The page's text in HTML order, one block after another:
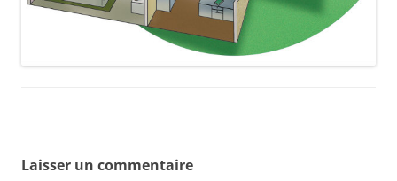
Laisser un commentaire